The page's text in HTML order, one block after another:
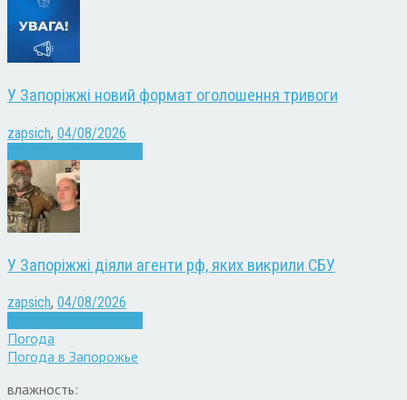
У Запоріжжі новий формат оголошення тривоги
zapsich, 04/08/2026
У Запоріжжі діяли агенти рф, яких викрили СБУ
zapsich, 04/08/2026
Погода
Погода в Запорожье
влажность: